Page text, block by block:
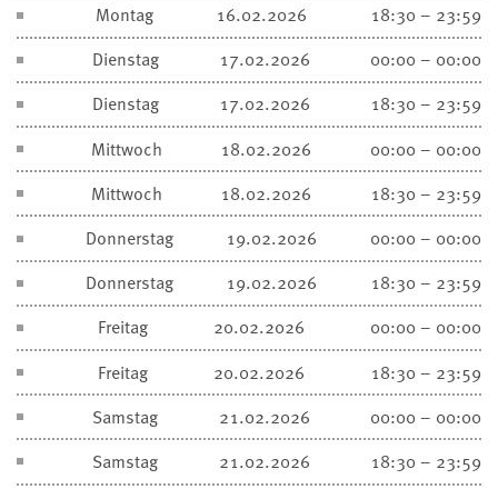
Montag
16.02.2026
18:30 – 23:59
Dienstag
17.02.2026
00:00 – 00:00
Dienstag
17.02.2026
18:30 – 23:59
Mittwoch
18.02.2026
00:00 – 00:00
Mittwoch
18.02.2026
18:30 – 23:59
Donnerstag
19.02.2026
00:00 – 00:00
Donnerstag
19.02.2026
18:30 – 23:59
Freitag
20.02.2026
00:00 – 00:00
Freitag
20.02.2026
18:30 – 23:59
Samstag
21.02.2026
00:00 – 00:00
Samstag
21.02.2026
18:30 – 23:59